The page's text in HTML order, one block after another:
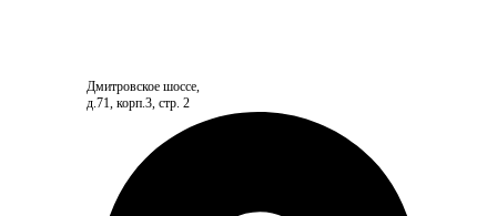
Дмитровское шоссе,
д.71, корп.3, стр. 2